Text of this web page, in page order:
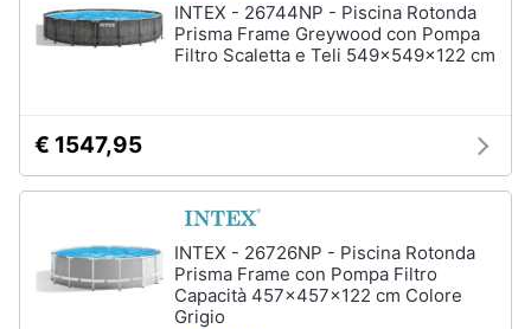
Tende
matrimoniale
Copridivano
INTEX - 26744NP - Piscina Rotonda
Prisma Frame Greywood con Pompa
Filtro Scaletta e Teli 549x549x122 cm
€ 1547,95
INTEX - 26726NP - Piscina Rotonda
Prisma Frame con Pompa Filtro
Capacità 457x457x122 cm Colore
Grigio